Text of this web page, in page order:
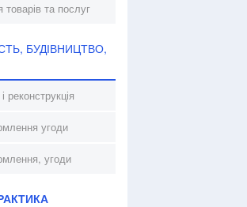
товарів та послуг
БУДІВНИЦТВО,
реконструкція
угоди
угоди